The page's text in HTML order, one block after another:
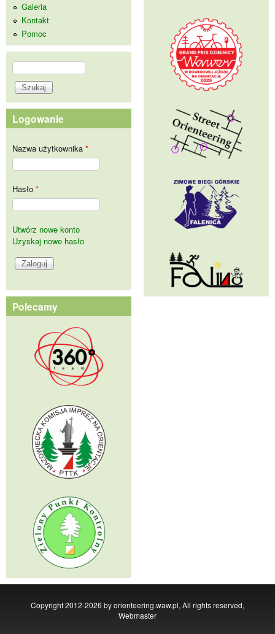
Galeria
Kontakt
Pomoc
Formularz wyszukiwania
Szukaj
Logowanie
Nazwa użytkownika *
Hasło *
Utwórz nowe konto
Uzyskaj nowe hasło
Polecamy
Copyright 2012-2026 by orienteering.waw.pl, All rights reserved,
Webmaster